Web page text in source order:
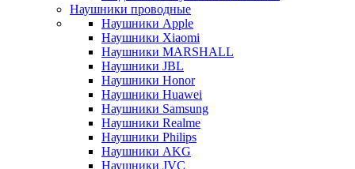
Наушники проводные
Наушники Apple
Наушники Xiaomi
Наушники MARSHALL
Наушники JBL
Наушники Honor
Наушники Huawei
Наушники Samsung
Наушники Realme
Наушники Philips
Наушники AKG
Наушники JVC